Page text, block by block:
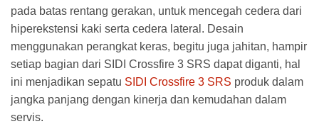
pada batas rentang gerakan, untuk mencegah cedera dari
hiperekstensi kaki serta cedera lateral. Desain
menggunakan perangkat keras, begitu juga jahitan, hampir
setiap bagian dari SIDI Crossfire 3 SRS dapat diganti, hal
ini menjadikan sepatu SIDI Crossfire 3 SRS produk dalam
jangka panjang dengan kinerja dan kemudahan dalam
servis.